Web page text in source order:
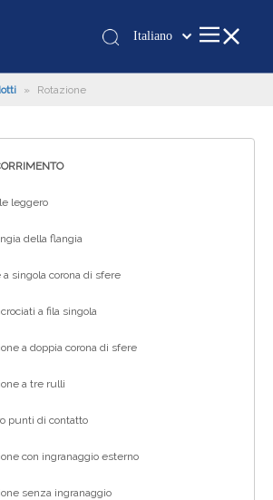
Italiano
Tiếng Việt
العربية
» Rotazione
leggero
della flangia
singola corona di sfere
a fila singola
a doppia corona di sfere
a tre rulli
punti di contatto
con ingranaggio esterno
senza ingranaggio